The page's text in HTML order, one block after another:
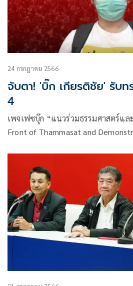
24 กรกฎาคม 2566
จับตา! 'บิ๊ก เกียรติชัย' รับท
4
เพจเฟซบุ๊ก “แนวร่วมธรรมศาสตร์แล
Front of Thammasat and